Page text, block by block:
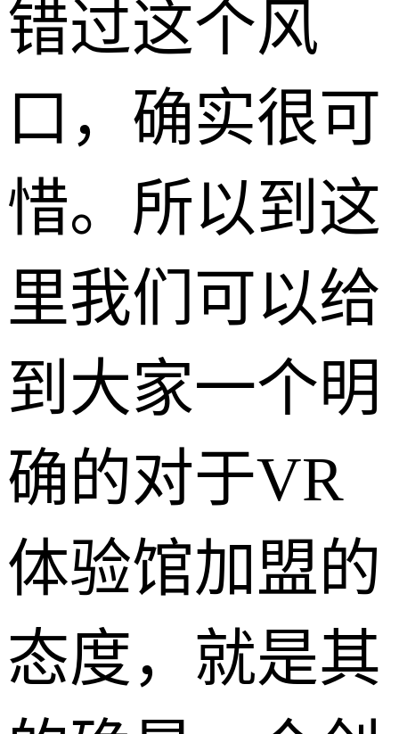
错过这个风
口，确实很可
惜。所以到这
里我们可以给
到大家一个明
确的对于VR
体验馆加盟的
态度，就是其